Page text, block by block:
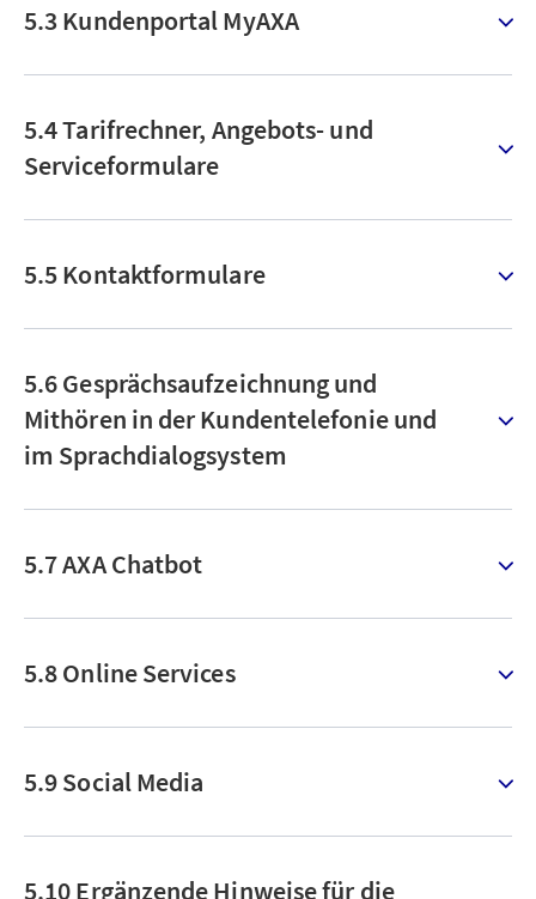
5.3 Kundenportal MyAXA
5.4 Tarifrechner, Angebots- und
Serviceformulare
5.5 Kontaktformulare
5.6 Gesprächsaufzeichnung und
Mithören in der Kundentelefonie und
im Sprachdialogsystem
5.7 AXA Chatbot
5.8 Online Services
5.9 Social Media
5.10 Ergänzende Hinweise für die